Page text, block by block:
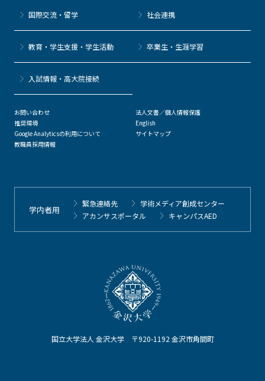
国立大学法人 金沢大学 〒920-1192 金沢市角間町
国際交流・留学 社会連携
教育・学生支援・学生活動 卒業生・生涯学習
⼊試情報・高大院接続
お問い合わせ
推奨環境
Google Analyticsの利用について
教職員採用情報
法人文書／個人情報保護
English
サイトマップ
学内者用
緊急連絡先
学術メディア創成センター
アカンサスポータル
キャンパスAED